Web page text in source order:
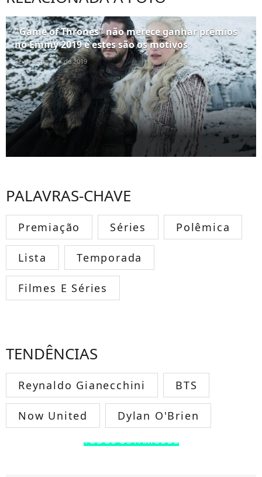
"Game of Thrones" não merece ganhar prêmios
no Emmy 2019 e estes são os motivos
22 de setembro de 2019
PALAVRAS-CHAVE
Premiação Séries Polêmica
Lista Temporada
Filmes E Séries
TENDÊNCIAS
Reynaldo Gianecchini BTS
Now United Dylan O'Brien
TODOS OS FAMOSOS